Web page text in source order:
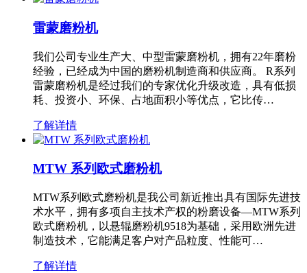
雷蒙磨粉机
我们公司专业生产大、中型雷蒙磨粉机，拥有22年磨粉
经验，已经成为中国的磨粉机制造商和供应商。 R系列
雷蒙磨粉机是经过我们的专家优化升级改造，具有低损
耗、投资小、环保、占地面积小等优点，它比传…
了解详情
MTW 系列欧式磨粉机
MTW系列欧式磨粉机是我公司新近推出具有国际先进技
术水平，拥有多项自主技术产权的粉磨设备—MTW系列
欧式磨粉机，以悬辊磨粉机9518为基础，采用欧洲先进
制造技术，它能满足客户对产品粒度、性能可…
了解详情